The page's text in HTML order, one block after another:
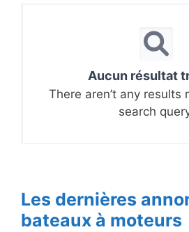
Aucun résultat
There aren’t any results
search
Les dernières
bateaux à moteurs